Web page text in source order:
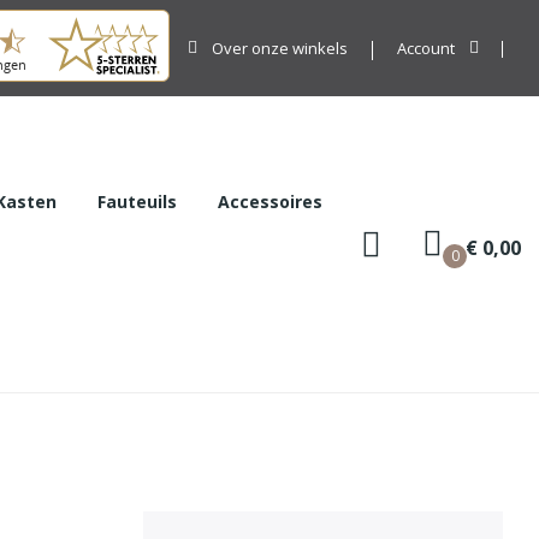
Over onze winkels Account
Fauteuils Accessoires
0 € 0,00